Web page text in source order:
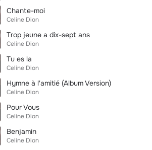
Chante-moi
Celine Dion
Trop jeune a dix-sept ans
Celine Dion
Tu es la
Celine Dion
Hymne à l'amitié (Album Version)
Celine Dion
Pour Vous
Celine Dion
Benjamin
Celine Dion